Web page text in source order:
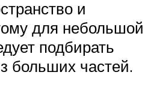
и
для небольшой
подбирать
больших частей.